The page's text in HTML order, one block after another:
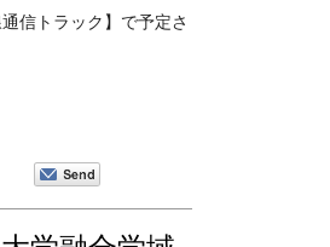
信トラック】で予定さ